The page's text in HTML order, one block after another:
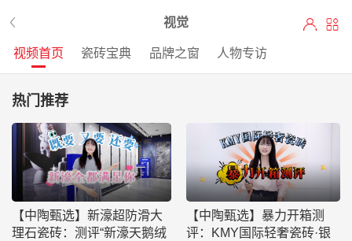
视觉
视频首页 瓷砖宝典 品牌之窗 人物专访
热门推荐
【中陶甄选】新濠超防滑大
理石瓷砖：测评“新濠天鹅绒
【中陶甄选】暴力开箱测
评：KMY国际轻奢瓷砖·银